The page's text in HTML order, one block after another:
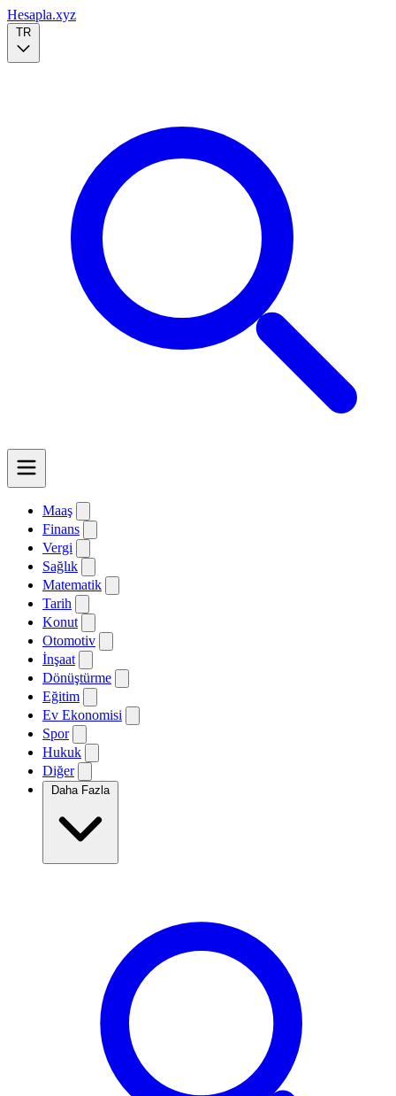
Hesapla.xyz
TR
Maaş
Finans
Vergi
Sağlık
Matematik
Tarih
Konut
Otomotiv
İnşaat
Dönüştürme
Eğitim
Ev Ekonomisi
Spor
Hukuk
Diğer
Daha Fazla